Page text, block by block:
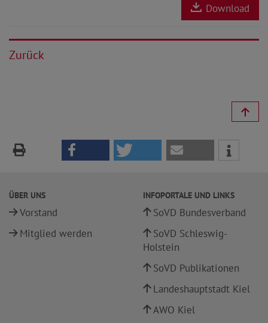
Download
Zurück
ÜBER UNS
Vorstand
Mitglied werden
INFOPORTALE UND LINKS
SoVD Bundesverband
SoVD Schleswig-
Holstein
SoVD Publikationen
Landeshauptstadt Kiel
AWO Kiel